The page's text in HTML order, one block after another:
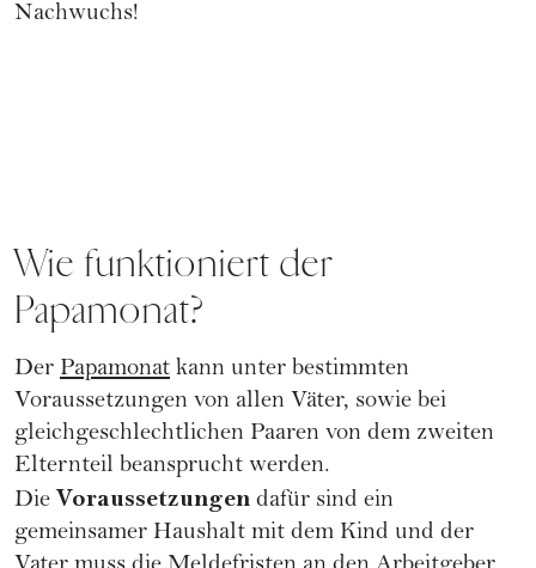
Nachwuchs!
Wie funktioniert der
Papamonat?
Der Papamonat kann unter bestimmten
Voraussetzungen von allen Väter, sowie bei
gleichgeschlechtlichen Paaren von dem zweiten
Elternteil beansprucht werden.
Die Voraussetzungen dafür sind ein
gemeinsamer Haushalt mit dem Kind und der